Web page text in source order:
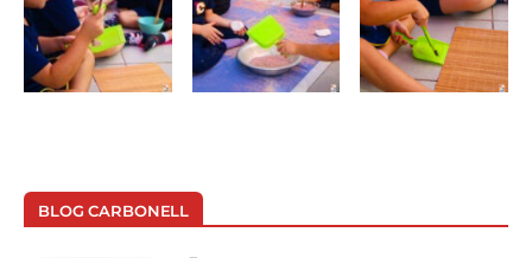
BLOG CARBONELL